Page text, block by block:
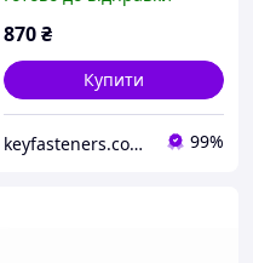
870₴
Купити
keyfasteners.com.ua 99%